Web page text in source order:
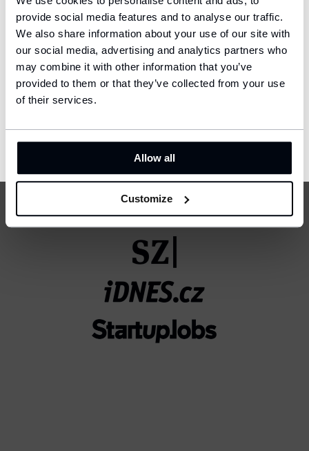
provide social media features and to analyse our traffic.
We also share information about your use of our site with
our social media, advertising and analytics partners who
may combine it with other information that you’ve
provided to them or that they’ve collected from your use
of their services.
Allow all
Customize
Tomáš Rigo
United States (USD)
Ship to
English
Language
CONFIRM